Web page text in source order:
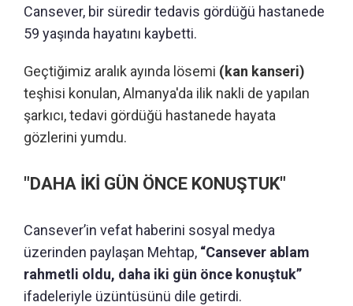
Cansever, bir süredir tedavis gördüğü hastanede
59 yaşında hayatını kaybetti.
Geçtiğimiz aralık ayında lösemi (kan kanseri)
teşhisi konulan, Almanya'da ilik nakli de yapılan
şarkıcı, tedavi gördüğü hastanede hayata
gözlerini yumdu.
"DAHA İKİ GÜN ÖNCE KONUŞTUK"
Cansever’in vefat haberini sosyal medya
üzerinden paylaşan Mehtap, “Cansever ablam
rahmetli oldu, daha iki gün önce konuştuk”
ifadeleriyle üzüntüsünü dile getirdi.